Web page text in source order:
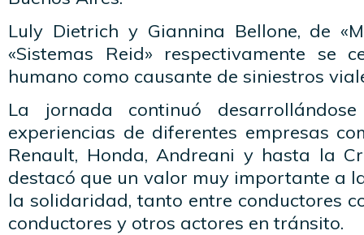
Luly Dietrich y Giannina Bellone, de
«Sistemas Reid» respectivamente se
humano como causante de siniestros
La jornada continuó
experiencias de diferentes empresas
Renault, Honda, Andreani y hasta la
destacó que un valor muy importante a
la solidaridad, tanto entre conductores
conductores y otros actores en tránsito.